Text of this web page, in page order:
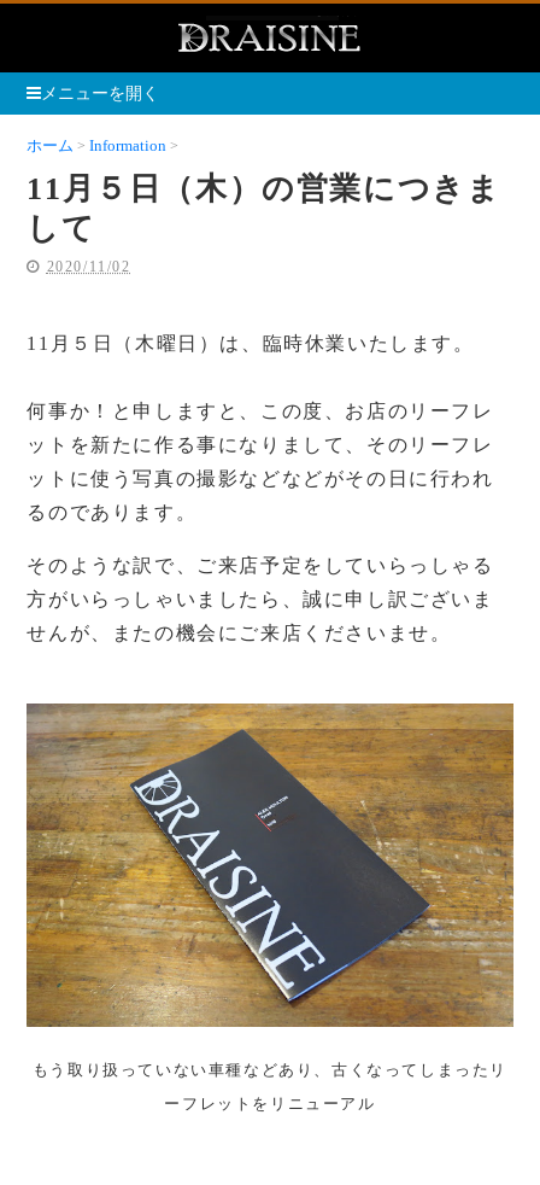
メニューを開く
ホーム Information
11月５日（木）の営業につきま
して
2020/11/02
11月５日（木曜日）は、臨時休業いたします。
何事か！と申しますと、この度、お店のリーフレ
ットを新たに作る事になりまして、そのリーフレ
ットに使う写真の撮影などなどがその日に行われ
るのであります。
そのような訳で、ご来店予定をしていらっしゃる
方がいらっしゃいましたら、誠に申し訳ございま
せんが、またの機会にご来店くださいませ。
もう取り扱っていない車種などあり、古くなってしまったリ
ーフレットをリニューアル